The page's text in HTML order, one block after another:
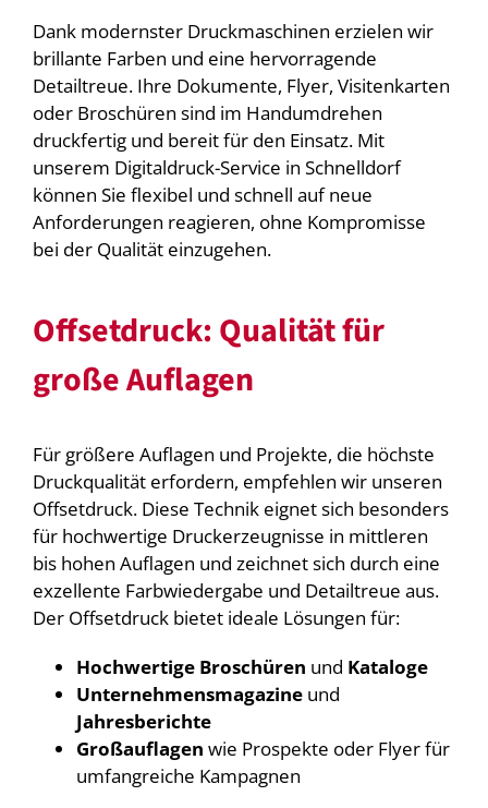
Dank modernster Druckmaschinen erzielen wir
brillante Farben und eine hervorragende
Detailtreue. Ihre Dokumente, Flyer, Visitenkarten
oder Broschüren sind im Handumdrehen
druckfertig und bereit für den Einsatz. Mit
unserem Digitaldruck-Service in Schnelldorf
können Sie flexibel und schnell auf neue
Anforderungen reagieren, ohne Kompromisse
bei der Qualität einzugehen.
Offsetdruck: Qualität für
große Auflagen
Für größere Auflagen und Projekte, die höchste
Druckqualität erfordern, empfehlen wir unseren
Offsetdruck. Diese Technik eignet sich besonders
für hochwertige Druckerzeugnisse in mittleren
bis hohen Auflagen und zeichnet sich durch eine
exzellente Farbwiedergabe und Detailtreue aus.
Der Offsetdruck bietet ideale Lösungen für:
Hochwertige Broschüren und Kataloge
Unternehmensmagazineund
Jahresberichte
Großauflagen wie Prospekte oder Flyer für
umfangreiche Kampagnen